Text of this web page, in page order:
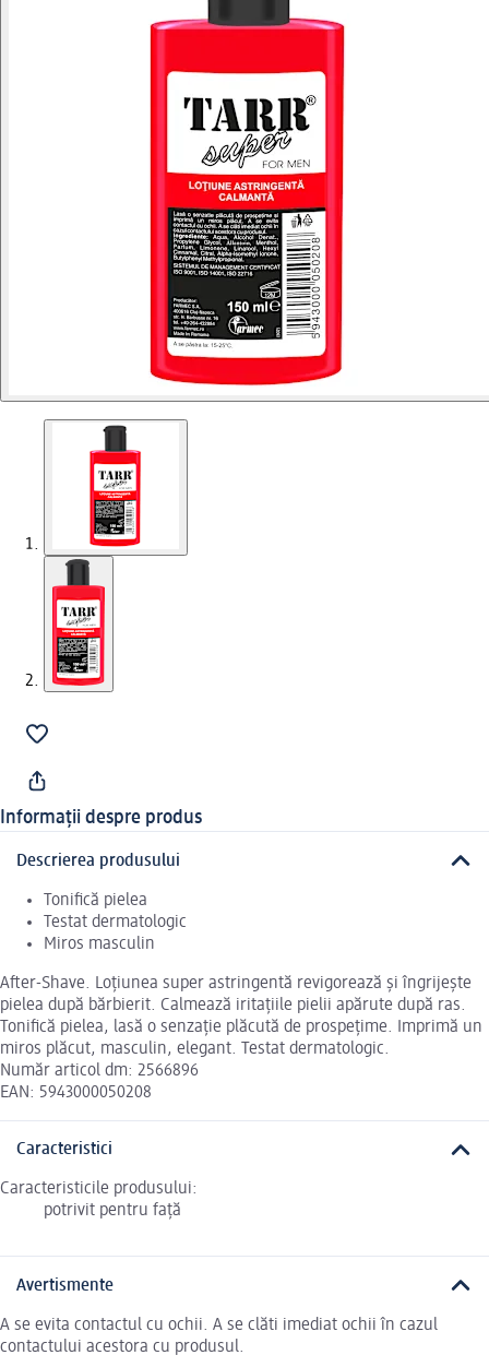
Informații despre produs
Descrierea produsului
Tonifică pielea
Testat dermatologic
Miros masculin
After-Shave. Loțiunea super astringentă revigorează și îngrijește
pielea după bărbierit. Calmează iritațiile pielii apărute după ras.
Tonifică pielea, lasă o senzaţie plăcută de prospeţime. Imprimă un
miros plăcut, masculin, elegant. Testat dermatologic.
Număr articol dm: 2566896
EAN: 5943000050208
Caracteristici
Caracteristicile produsului:
potrivit pentru față
Avertismente
A se evita contactul cu ochii. A se clăti imediat ochii în cazul
contactului acestora cu produsul.